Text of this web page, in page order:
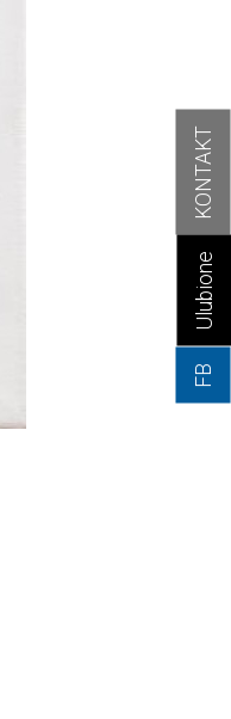
KONTAKT
Ulubione
FB